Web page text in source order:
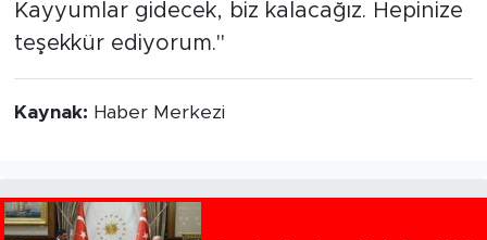
Kayyumlar gidecek, biz kalacağız. Hepinize
teşekkür ediyorum."
Kaynak: Haber Merkezi